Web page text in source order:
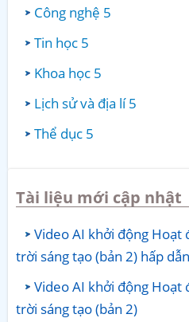
Công nghệ 5
Tin học 5
Khoa học 5
Lịch sử và địa lí 5
Thể dục 5
Tài liệu mới cập nhật
Video AI khởi động Hoạt
trời sáng tạo (bản 2) hấp dẫn
Video AI khởi động Hoạt
trời sáng tạo (bản 2)